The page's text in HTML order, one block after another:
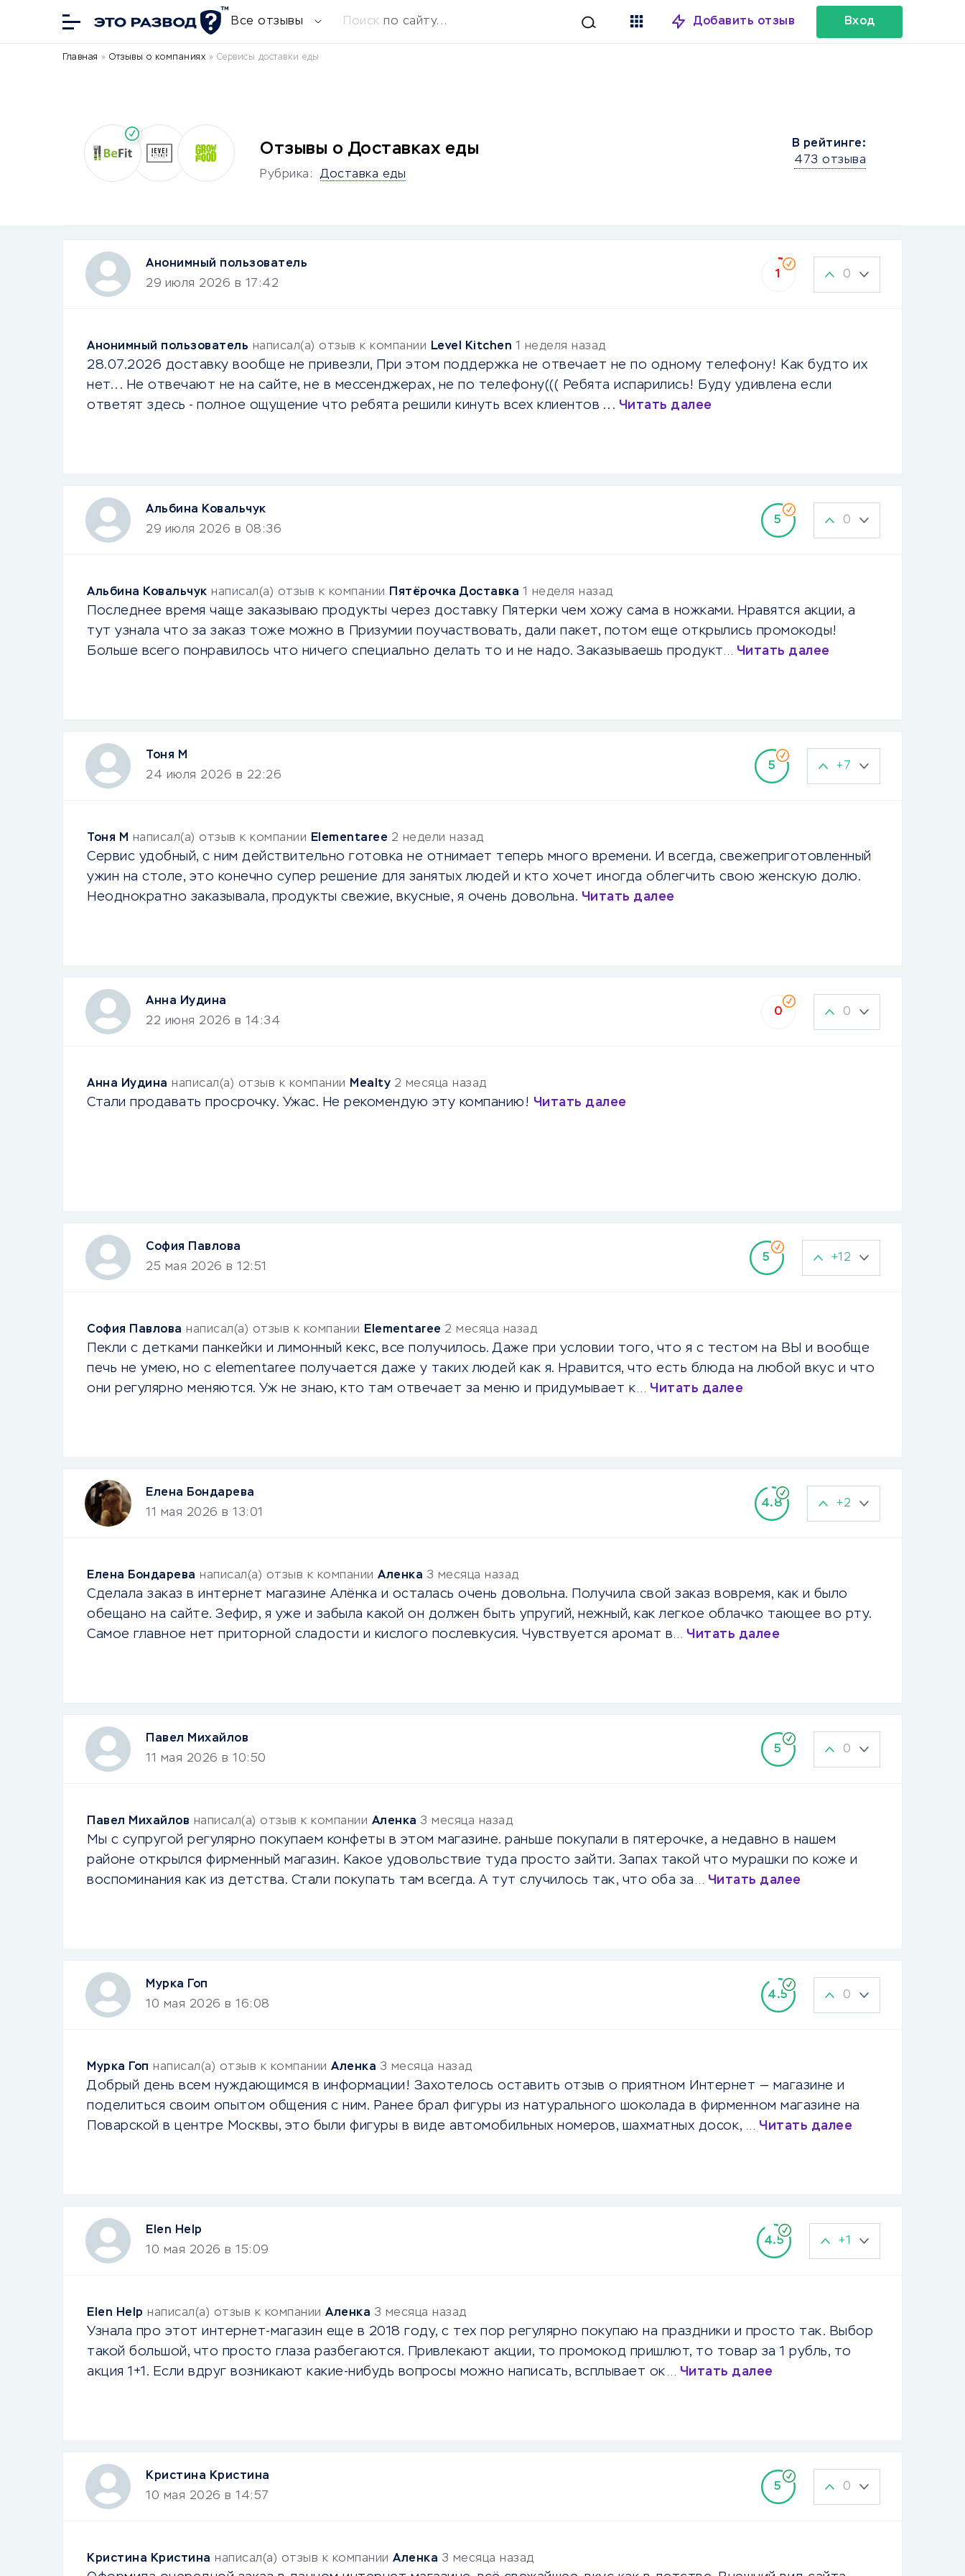
Все отзывы Поиск по сайту... Добавить отзыв Вход
Главная » Отзывы о компаниях » Сервисы доставки еды
Отзывы о Доставках еды
Рубрика: Доставка еды
В рейтинге:
473 отзыва
Анонимный пользователь
29 июля 2026 в 17:42
1 0
Анонимный пользователь написал(а) отзыв к компании Level Kitchen 1 неделя назад
28.07.2026 доставку вообще не привезли, При этом поддержка не отвечает не по одному телефону! Как будто их
нет... Не отвечают не на сайте, не в мессенджерах, не по телефону((( Ребята испарились! Буду удивлена если
ответят здесь - полное ощущение что ребята решили кинуть всех клиентов ... Читать далее
Альбина Ковальчук
29 июля 2026 в 08:36
5 0
Альбина Ковальчук написал(а) отзыв к компании Пятёрочка Доставка 1 неделя назад
Последнее время чаще заказываю продукты через доставку Пятерки чем хожу сама в ножками. Нравятся акции, а
тут узнала что за заказ тоже можно в Призумии поучаствовать, дали пакет, потом еще открылись промокоды!
Больше всего понравилось что ничего специально делать то и не надо. Заказываешь продукт… Читать далее
Тоня М
24 июля 2026 в 22:26
5 +7
Тоня М написал(а) отзыв к компании Elementaree 2 недели назад
Сервис удобный, с ним действительно готовка не отнимает теперь много времени. И всегда, свежеприготовленный
ужин на столе, это конечно супер решение для занятых людей и кто хочет иногда облегчить свою женскую долю.
Неоднократно заказывала, продукты свежие, вкусные, я очень довольна. Читать далее
Анна Иудина
22 июня 2026 в 14:34
0 0
Анна Иудина написал(а) отзыв к компании Mealty 2 месяца назад
Стали продавать просрочку. Ужас. Не рекомендую эту компанию! Читать далее
София Павлова
25 мая 2026 в 12:51
5 +12
София Павлова написал(а) отзыв к компании Elementaree 2 месяца назад
Пекли с детками панкейки и лимонный кекс, все получилось. Даже при условии того, что я с тестом на ВЫ и вообще
печь не умею, но с elementaree получается даже у таких людей как я. Нравится, что есть блюда на любой вкус и что
они регулярно меняются. Уж не знаю, кто там отвечает за меню и придумывает к… Читать далее
Елена Бондарева
11 мая 2026 в 13:01
4.8 +2
Елена Бондарева написал(а) отзыв к компании Аленка 3 месяца назад
Сделала заказ в интернет магазине Алёнка и осталась очень довольна. Получила свой заказ вовремя, как и было
обещано на сайте. Зефир, я уже и забыла какой он должен быть упругий, нежный, как легкое облачко тающее во рту.
Самое главное нет приторной сладости и кислого послевкусия. Чувствуется аромат в… Читать далее
Павел Михайлов
11 мая 2026 в 10:50
5 0
Павел Михайлов написал(а) отзыв к компании Аленка 3 месяца назад
Мы с супругой регулярно покупаем конфеты в этом магазине. раньше покупали в пятерочке, а недавно в нашем
районе открылся фирменный магазин. Какое удовольствие туда просто зайти. Запах такой что мурашки по коже и
воспоминания как из детства. Стали покупать там всегда. А тут случилось так, что оба за… Читать далее
Мурка Гоп
10 мая 2026 в 16:08
4.5 0
Мурка Гоп написал(а) отзыв к компании Аленка 3 месяца назад
Добрый день всем нуждающимся в информации! Захотелось оставить отзыв о приятном Интернет — магазине и
поделиться своим опытом общения с ним. Ранее брал фигуры из натурального шоколада в фирменном магазине на
Поварской в центре Москвы, это были фигуры в виде автомобильных номеров, шахматных досок, … Читать далее
Elen Help
10 мая 2026 в 15:09
4.5 +1
Elen Help написал(а) отзыв к компании Аленка 3 месяца назад
Узнала про этот интернет-магазин еще в 2018 году, с тех пор регулярно покупаю на праздники и просто так. Выбор
такой большой, что просто глаза разбегаются. Привлекают акции, то промокод пришлют, то товар за 1 рубль, то
акция 1+1. Если вдруг возникают какие-нибудь вопросы можно написать, всплывает ок… Читать далее
Кристина Кристина
10 мая 2026 в 14:57
5 0
Кристина Кристина написал(а) отзыв к компании Аленка 3 месяца назад